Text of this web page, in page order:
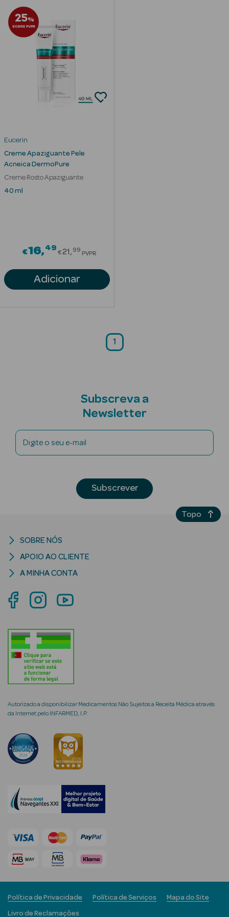
Coffrets
Acessórios
Anti-
Coffrets
Corpo Luxo
Hidratantes
Desodorizantes
Protetores
Solares
Bronzeadores
Cuidados de
Coffrets
Ver Tudo
Solares
Protetores
Protetores
25%
SOBRE PVPR
Eucerin
Creme Apaziguante Pele
Acneica DermoPure
Creme Rosto Apaziguante
40 ml
€16 49Price reduced from
€21 99
PVPR
Adicionar
1
Subscreva a
Newsletter
Digite o seu e-mail
Subscrever
Autorizado a disponibilizar Medicamentos Não Sujeitos a Receita Médica através
da Internet pelo INFARMED, I.P.
SOBRE NÓS
APOIO AO CLIENTE
A MINHA CONTA
Política de Privacidade Política de Serviços Mapa do Site
Livro de Reclamações
Topo